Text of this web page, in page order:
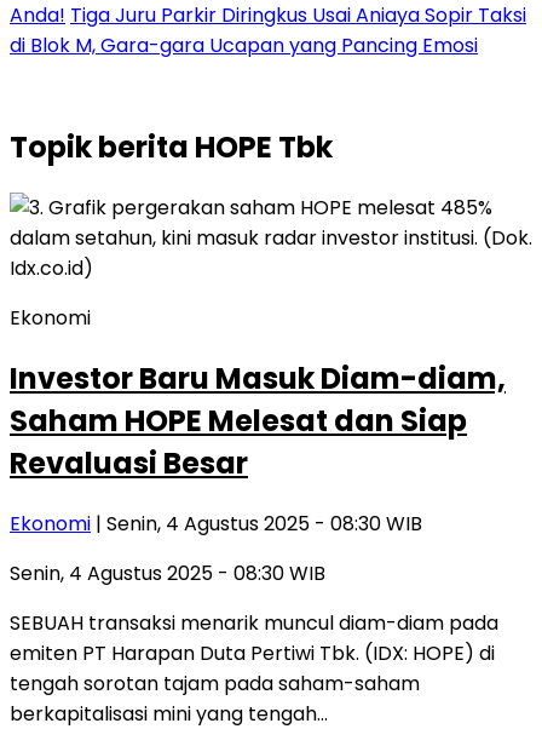
Anda! Tiga Juru Parkir Diringkus Usai Aniaya Sopir Taksi
di Blok M, Gara-gara Ucapan yang Pancing Emosi
Topikberita HOPE Tbk
Ekonomi
Investor Baru Masuk Diam-diam,
Saham HOPE Melesat dan Siap
Revaluasi Besar
Ekonomi | Senin, 4 Agustus 2025 - 08:30 WIB
Senin, 4 Agustus 2025 - 08:30 WIB
SEBUAH transaksi menarik muncul diam-diam pada
emiten PT Harapan Duta Pertiwi Tbk. (IDX: HOPE) di
tengah sorotan tajam pada saham-saham
berkapitalisasi mini yang tengah…